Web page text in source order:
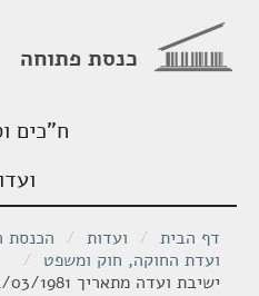
כנסת פתוחה
ח"כים
דף הבית / ועדות / הכנסת
ועדת החוקה, חוק ומשפט /
ישיבת ועדה מתאריך 04/03/1981